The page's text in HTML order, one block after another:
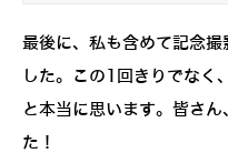
最後に、私も含めて記念
した。この1回きりでなく
と本当に思います。皆さ
た！